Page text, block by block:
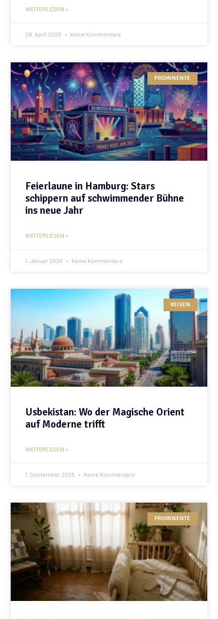
WEITERLESEN »
28. April 2026 Keine Kommentare
PROMINENTE
Feierlaune in Hamburg: Stars
schippern auf schwimmender Bühne
ins neue Jahr
WEITERLESEN »
1. Januar 2026 Keine Kommentare
REISEN
Usbekistan: Wo der Magische Orient
auf Moderne trifft
WEITERLESEN »
1. September 2025 Keine Kommentare
PROMINENTE